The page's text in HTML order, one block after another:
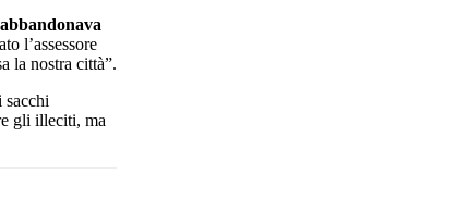
abbandonava
l’assessore
la nostra città”.
sacchi
gli illeciti, ma